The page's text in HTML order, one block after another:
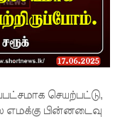
செயற்பட்டு,
எமக்கு பின்னடைவு